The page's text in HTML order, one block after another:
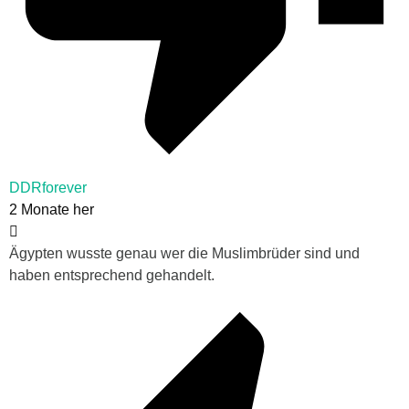
DDRforever
2 Monate her
Ägypten wusste genau wer die Muslimbrüder sind und
haben entsprechend gehandelt.